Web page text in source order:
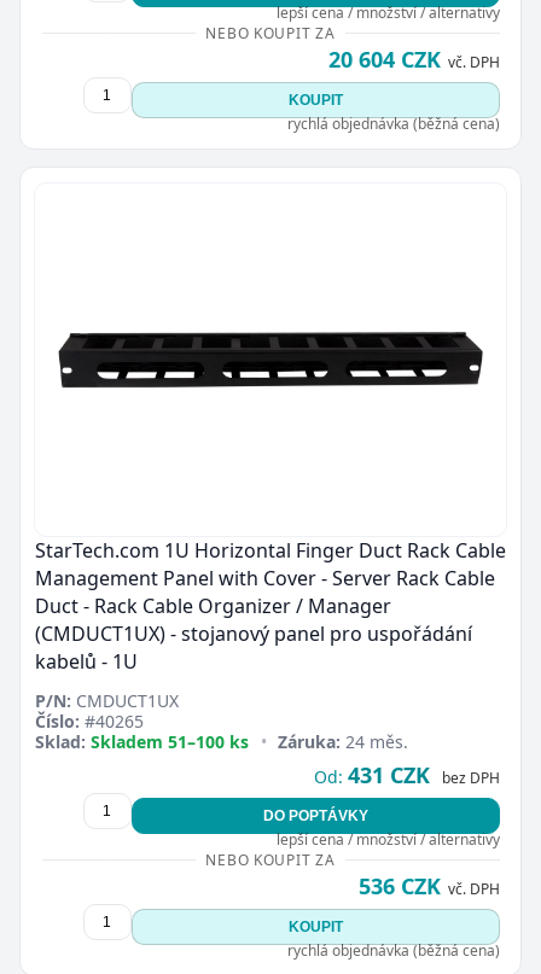
lepší cena / množství / alternativy
NEBO KOUPIT ZA
20 604 CZK vč. DPH
KOUPIT
rychlá objednávka (běžná cena)
StarTech.com 1U Horizontal Finger Duct Rack Cable
Management Panel with Cover - Server Rack Cable
Duct - Rack Cable Organizer / Manager
(CMDUCT1UX) - stojanový panel pro uspořádání
kabelů - 1U
P/N: CMDUCT1UX
Číslo: #40265
Sklad: Skladem 51–100 ks • Záruka: 24 měs.
Od: 431 CZK bez DPH
DO POPTÁVKY
lepší cena / množství / alternativy
NEBO KOUPIT ZA
536 CZK vč. DPH
KOUPIT
rychlá objednávka (běžná cena)